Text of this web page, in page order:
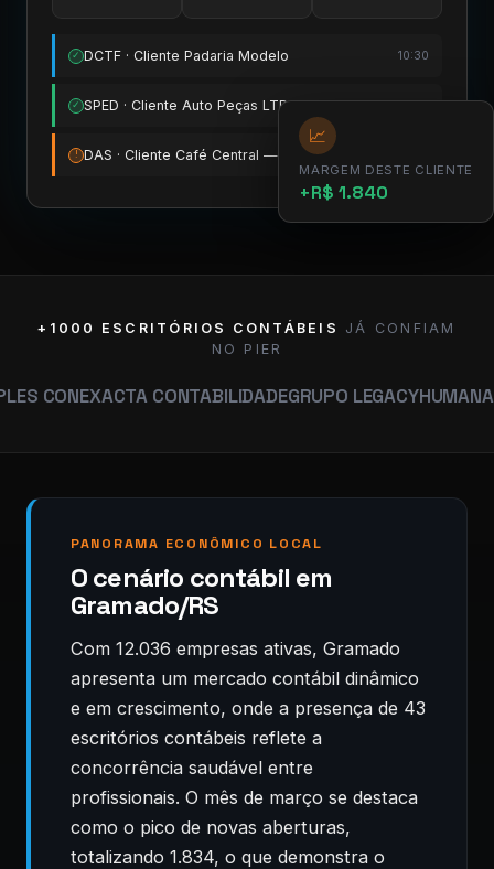
✓ DCTF · Cliente Padaria Modelo 10:30
✓ SPED · Cliente Auto Peças LTDA 11:15
! DAS · Cliente Café Central — vence amanhã
📈
MARGEM DESTE CLIENTE
+R$ 1.840
+1000 ESCRITÓRIOS CONTÁBEIS
JÁ CONFIAM
NO PIER
EXACTA CONTABILIDADEGRUPO LEGACYHUMANA
PANORAMA ECONÔMICO LOCAL
O cenário contábil em
Gramado/RS
Com 12.036 empresas ativas, Gramado
apresenta um mercado contábil dinâmico
e em crescimento, onde a presença de 43
escritórios contábeis reflete a
concorrência saudável entre
profissionais. O mês de março se destaca
como o pico de novas aberturas,
totalizando 1.834, o que demonstra o